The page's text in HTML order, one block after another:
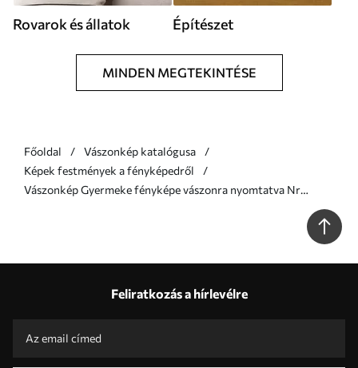
Rovarok és állatok Építészet
MINDEN MEGTEKINTÉSE
Főoldal
Vászonkép katalógusa
Képek festmények a fényképedről
Vászonkép Gyermeke fényképe vászonra nyomtatva Nr
Feliratkozás a hírlevélre